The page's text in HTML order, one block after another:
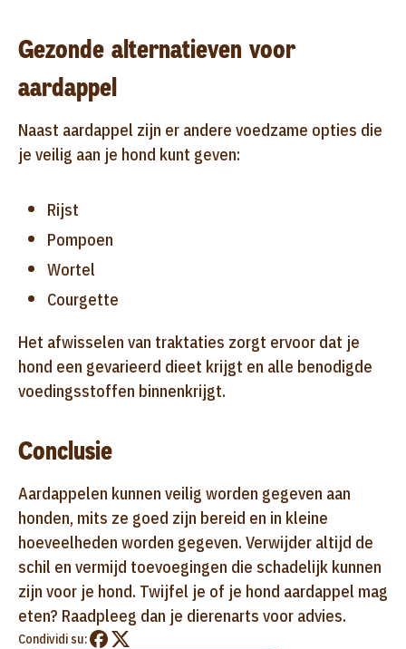
Gezonde alternatieven voor
aardappel
Naast aardappel zijn er andere voedzame opties die
je veilig aan je hond kunt geven:
Rijst
Pompoen
Wortel
Courgette
Het afwisselen van traktaties zorgt ervoor dat je
hond een gevarieerd dieet krijgt en alle benodigde
voedingsstoffen binnenkrijgt.
Conclusie
Aardappelen kunnen veilig worden gegeven aan
honden, mits ze goed zijn bereid en in kleine
hoeveelheden worden gegeven. Verwijder altijd de
schil en vermijd toevoegingen die schadelijk kunnen
zijn voor je hond. Twijfel je of je hond aardappel mag
eten? Raadpleeg dan je dierenarts voor advies.
Condividi su: